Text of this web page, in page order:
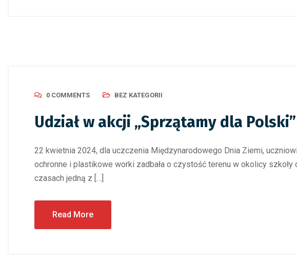
0 COMMENTS BEZ KATEGORII
Udział w akcji „Sprzątamy dla Polski”
22 kwietnia 2024, dla uczczenia Międzynarodowego Dnia Ziemi,
ochronne i plastikowe worki zadbała o czystość terenu w okolicy
czasach jedną z […]
Read More